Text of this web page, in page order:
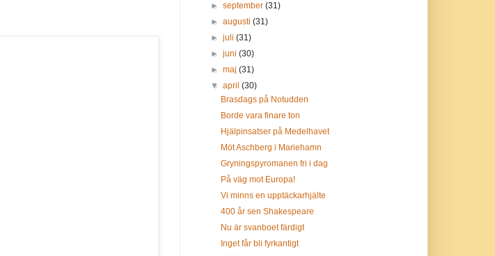
► september (31)
► augusti (31)
► juli (31)
► juni (30)
► maj (31)
▼ april (30)
Brasdags på Notudden
Borde vara finare ton
Hjälpinsatser på Medelhavet
Möt Aschberg i Mariehamn
Gryningspyromanen fri i dag
På väg mot Europa!
Vi minns en upptäckarhjälte
400 år sen Shakespeare
Nu är svanboet färdigt
Inget får bli fyrkantigt